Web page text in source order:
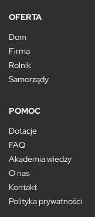
OFERTA
Dom
Firma
Rolnik
Samorządy
POMOC
Dotacje
FAQ
Akademia wiedzy
O nas
Kontakt
Polityka prywatności